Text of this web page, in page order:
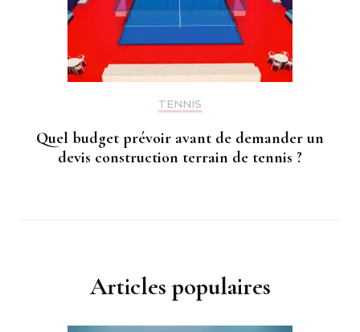
TENNIS
Quel budget prévoir avant de demander un
devis construction terrain de tennis ?
Articles populaires